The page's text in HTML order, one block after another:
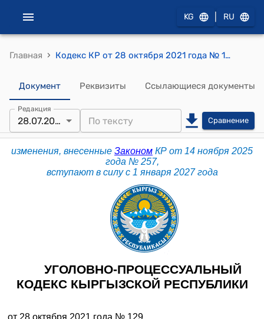
KG RU
Главная › Кодекс КР от 28 октября 2021 года № 129 "Уголовно-процессуальный кодекс Кыргызской Республики"
Документ Реквизиты Ссылающиеся документы
Редакция
28.07.2026 Сравнение